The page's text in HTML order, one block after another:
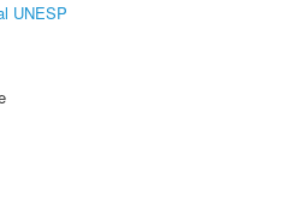
UNESP